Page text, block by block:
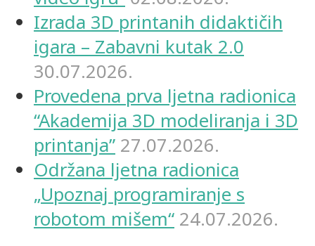
Izrada 3D printanih didaktičih
igara – Zabavni kutak 2.0
30.07.2026.
Provedena prva ljetna radionica
“Akademija 3D modeliranja i 3D
printanja” 27.07.2026.
Održana ljetna radionica
„Upoznaj programiranje s
robotom mišem“ 24.07.2026.